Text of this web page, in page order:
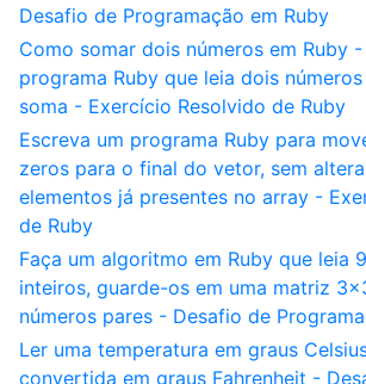
Desafio de Programação em Ruby
Como somar dois números em Ruby
programa Ruby que leia dois
soma - Exercício Resolvido de Ruby
Escreva um programa Ruby para
zeros para o final do vetor, sem
elementos já presentes no array -
de Ruby
Faça um algoritmo em Ruby que leia
inteiros, guarde-os em uma matriz
números pares - Desafio de
Ler uma temperatura em graus
convertida em graus Fahrenheit -